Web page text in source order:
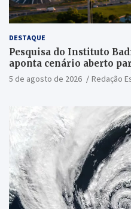
DESTAQUE
Pesquisa do Instituto
aponta cenário aberto
5 de agosto de 2026 Redação